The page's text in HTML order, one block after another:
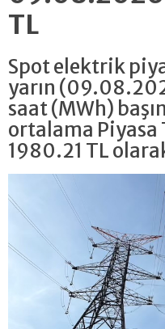
TL
Spot elektrik
yarın
saat (MWh)
ortalama Piyasa
1980.21 TL